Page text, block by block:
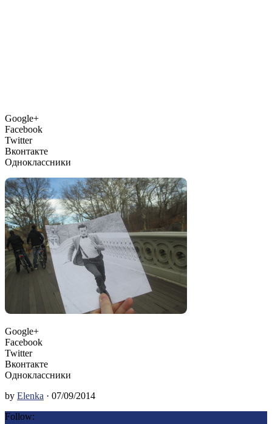
Google+
Facebook
Twitter
Вконтакте
Одноклассники
Google+
Facebook
Twitter
Вконтакте
Одноклассники
by Elenka · 07/09/2014
Follow: